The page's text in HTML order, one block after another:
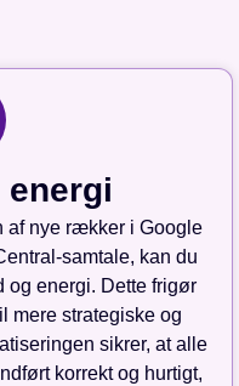
energi
af nye rækker i Google
samtale, kan du
energi. Dette frigør
mere strategiske og
sikrer, at alle
korrekt og hurtigt,